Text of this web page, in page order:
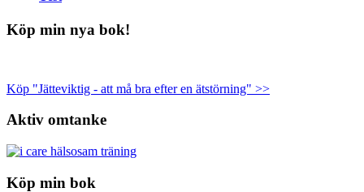
Köp min nya bok!
Köp "Jätteviktig - att må bra efter en ätstörning" >>
Aktiv omtanke
Köp min bok